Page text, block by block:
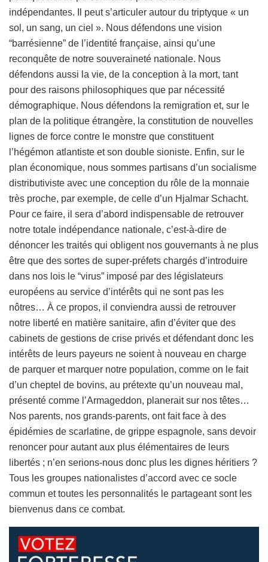
indépendantes. Il peut s’articuler autour du triptyque « un
sol, un sang, un ciel ». Nous défendons une vision
“barrésienne” de l’identité française, ainsi qu’une
reconquête de notre souveraineté nationale. Nous
défendons aussi la vie, de la conception à la mort, tant
pour des raisons philosophiques que par nécessité
démographique. Nous défendons la remigration et, sur le
plan de la politique étrangère, la constitution de nouvelles
lignes de force contre le monstre que constituent
l’hégémon atlantiste et son double sioniste. Enfin, sur le
plan économique, nous sommes partisans d’un socialisme
distributiviste avec une conception du rôle de la monnaie
très proche, par exemple, de celle d’un Hjalmar Schacht.
Pour ce faire, il sera d’abord indispensable de retrouver
notre totale indépendance nationale, c’est-à-dire de
dénoncer les traités qui obligent nos gouvernants à ne plus
être que des sortes de super-préfets chargés d’introduire
dans nos lois le “virus” imposé par des législateurs
européens au service d’intérêts qui ne sont pas les
nôtres… À ce propos, il conviendra aussi de retrouver
notre liberté en matière sanitaire, afin d’éviter que des
cabinets de gestions de crise privés et défendant donc les
intérêts de leurs payeurs ne soient à nouveau en charge
de parquer et marquer notre population, comme on le fait
d’un cheptel de bovins, au prétexte qu’un nouveau mal,
présenté comme l’Armageddon, planerait sur nos têtes…
Nos parents, nos grands-parents, ont fait face à des
épidémies de scarlatine, de grippe espagnole, sans devoir
renoncer pour autant aux plus élémentaires de leurs
libertés ; n’en serions-nous donc plus les dignes héritiers ?
Tous les groupes nationalistes d’accord avec ce socle
commun et toutes les personnalités le partageant sont les
bienvenus dans ce combat.